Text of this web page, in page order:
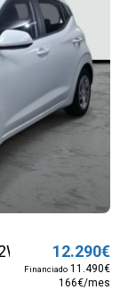
Sense (Con
12.290€
Financiado 11.490€
166€/mes